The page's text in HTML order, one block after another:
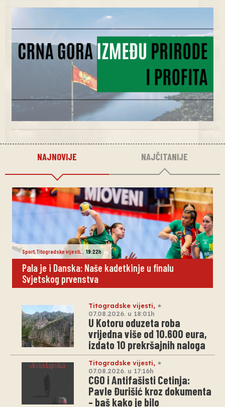
NAJNOVIJE NAJČITANIJE
Sport Titogradske vijesti,, 19:22h
Pala je i Danska: Naše kadetkinje u finalu
Svjetskog prvenstva
Titogradske vijesti,
07.08.2026. u 18:01h
U Kotoru oduzeta roba
vrijedna više od 10.600 eura,
izdato 10 prekršajnih naloga
Titogradske vijesti,
07.08.2026. u 17:16h
CGO i Antifašisti Cetinja:
Pavle Đurišić kroz dokumenta
– baš kako je bilo